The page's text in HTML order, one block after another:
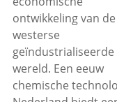
ontwikkeling van de
westerse
geïndustrialiseerde
wereld. Een eeuw
chemische